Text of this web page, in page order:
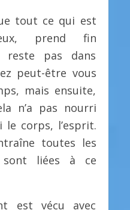
tout ce qui est
prend fin
reste pas dans
peut-être vous
mais ensuite,
n’a pas nourri
le corps, l’esprit.
toutes les
sont liées à ce
est vécu avec